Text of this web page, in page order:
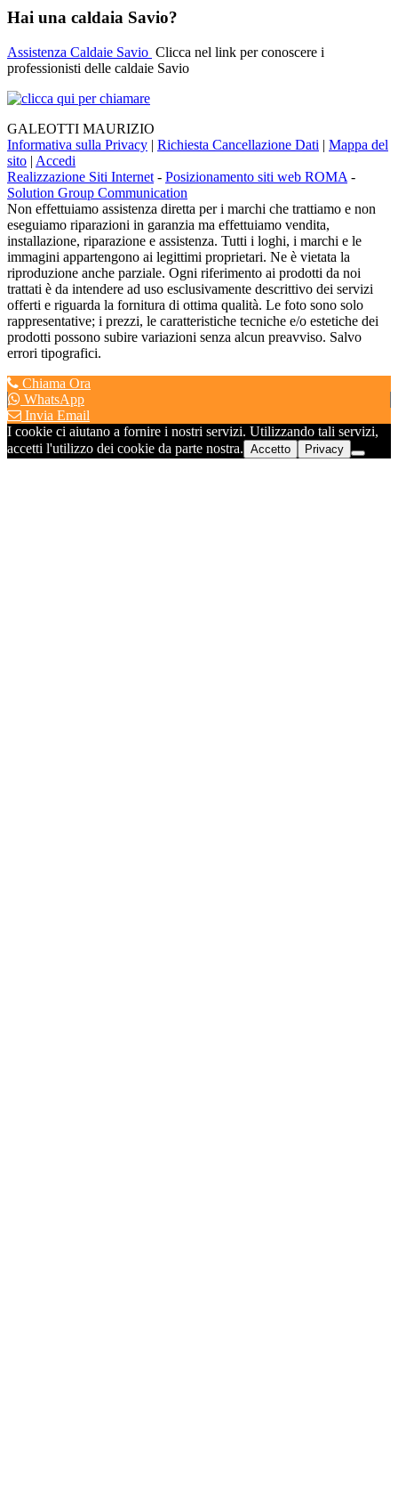
Hai una caldaia Savio?
Assistenza Caldaie Savio Clicca nel link per conoscere i
professionisti delle caldaie Savio
GALEOTTI MAURIZIO
Informativa sulla Privacy | Richiesta Cancellazione Dati | Mappa del
sito | Accedi
Realizzazione Siti Internet - Posizionamento siti web ROMA -
Solution Group Communication
Non effettuiamo assistenza diretta per i marchi che trattiamo e non
eseguiamo riparazioni in garanzia ma effettuiamo vendita,
installazione, riparazione e assistenza. Tutti i loghi, i marchi e le
immagini appartengono ai legittimi proprietari. Ne è vietata la
riproduzione anche parziale. Ogni riferimento ai prodotti da noi
trattati è da intendere ad uso esclusivamente descrittivo dei servizi
offerti e riguarda la fornitura di ottima qualità. Le foto sono solo
rappresentative; i prezzi, le caratteristiche tecniche e/o estetiche dei
prodotti possono subire variazioni senza alcun preavviso. Salvo
errori tipografici.
Chiama Ora
WhatsApp
Invia Email
I cookie ci aiutano a fornire i nostri servizi. Utilizzando tali servizi,
accetti l'utilizzo dei cookie da parte nostra. Accetto Privacy